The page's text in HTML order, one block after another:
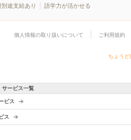
途支給あり 語学力が活かせる
個人情報の取り扱いについて ご利用規約
ちょうど
サービス一覧
ビス
ス